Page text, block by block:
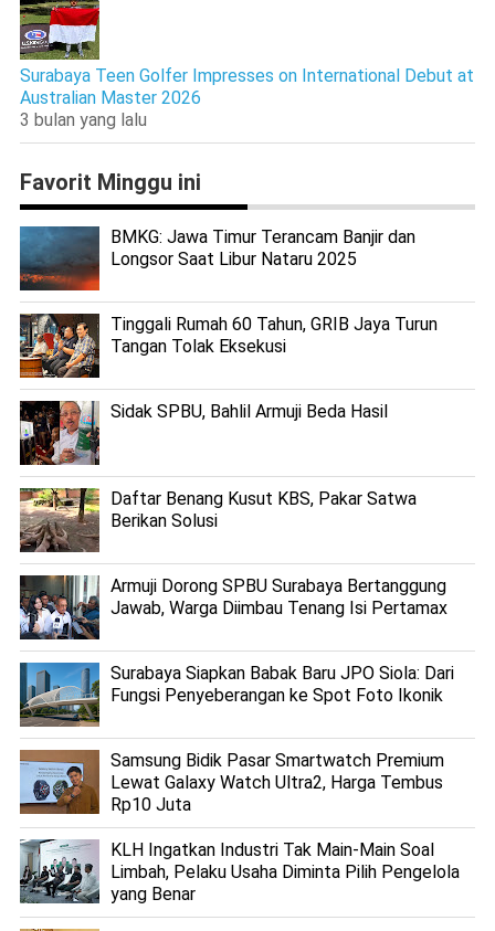
Surabaya Teen Golfer Impresses on International Debut at
Australian Master 2026
3 bulan yang lalu
Favorit Minggu ini
BMKG: Jawa Timur Terancam Banjir dan
Longsor Saat Libur Nataru 2025
Tinggali Rumah 60 Tahun, GRIB Jaya Turun
Tangan Tolak Eksekusi
Sidak SPBU, Bahlil Armuji Beda Hasil
Daftar Benang Kusut KBS, Pakar Satwa
Berikan Solusi
Armuji Dorong SPBU Surabaya Bertanggung
Jawab, Warga Diimbau Tenang Isi Pertamax
Surabaya Siapkan Babak Baru JPO Siola: Dari
Fungsi Penyeberangan ke Spot Foto Ikonik
Samsung Bidik Pasar Smartwatch Premium
Lewat Galaxy Watch Ultra2, Harga Tembus
Rp10 Juta
KLH Ingatkan Industri Tak Main-Main Soal
Limbah, Pelaku Usaha Diminta Pilih Pengelola
yang Benar